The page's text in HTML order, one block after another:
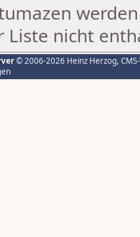
Liste nicht
© 2006-2026 Heinz Herzog,